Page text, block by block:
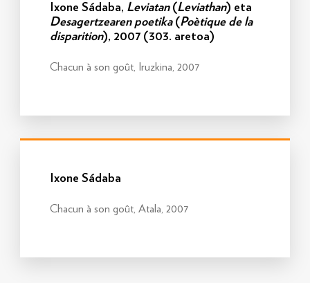
Ixone Sádaba, Leviatan(Leviathan) eta
Desagertzearen poetika(Poètique de la
disparition), 2007 (303. aretoa)
Chacun à son goût, Iruzkina, 2007
Ixone Sádaba
Chacun à son goût, Atala, 2007